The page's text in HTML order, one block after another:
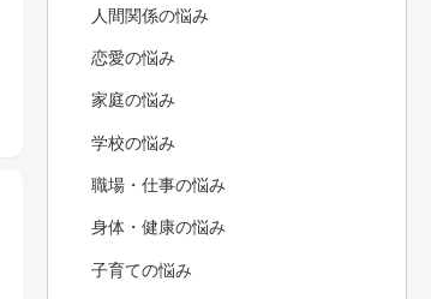
人間関係の悩み
恋愛の悩み
家庭の悩み
学校の悩み
職場・仕事の悩み
身体・健康の悩み
子育ての悩み